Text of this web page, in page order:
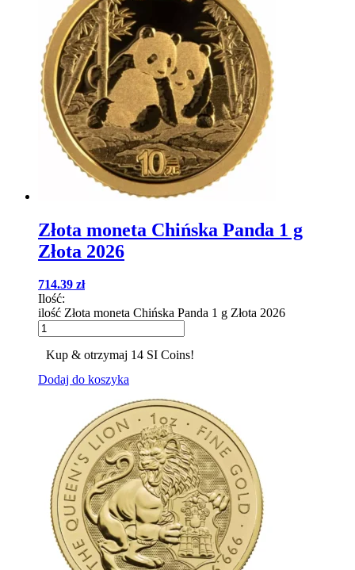
Złota moneta Chińska Panda 1 g
Złota 2026
714.39 zł
Ilość:
ilość Złota moneta Chińska Panda 1 g Złota 2026
Kup & otrzymaj 14 SI Coins!
Dodaj do koszyka